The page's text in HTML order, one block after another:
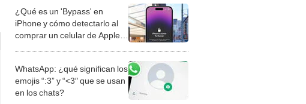
¿Qué es un 'Bypass' en
iPhone y cómo detectarlo al
comprar un celular de Apple
WhatsApp: ¿qué significan los
emojis “:3” y “<3″ que se usan
en los chats?